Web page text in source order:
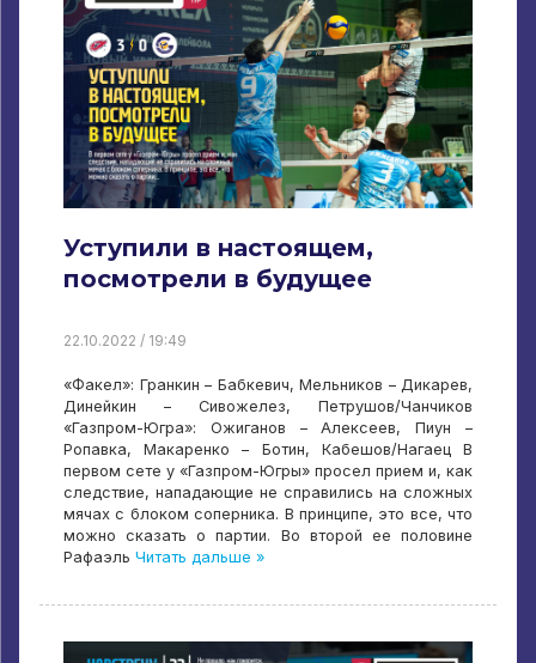
Уступили в настоящем,
посмотрели в будущее
22.10.2022 / 19:49
«Факел»: Гранкин – Бабкевич, Мельников – Дикарев,
Динейкин – Сивожелез, Петрушов/Чанчиков
«Газпром-Югра»: Ожиганов – Алексеев, Пиун –
Ропавка, Макаренко – Ботин, Кабешов/Нагаец В
первом сете у «Газпром-Югры» просел прием и, как
следствие, нападающие не справились на сложных
мячах с блоком соперника. В принципе, это все, что
можно сказать о партии. Во второй ее половине
Рафаэль Читать дальше »